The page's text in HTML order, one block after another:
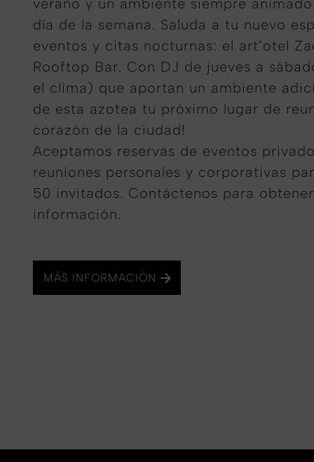
verano y un ambiente siempre
día de la semana. Saluda a tu nuevo
eventos y citas nocturnas: el art’otel
Rooftop Bar. Con DJ de jueves a
el clima) que aportan un ambiente
de esta azotea tu próximo lugar de
corazón de la ciudad!
Aceptamos reservas de eventos
reuniones personales y corporativas
50 invitados. Contáctenos para
información.
MÁS INFORMACIÓN